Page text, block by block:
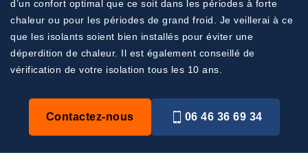
d’un confort optimal que ce soit dans les périodes à forte
chaleur ou pour les périodes de grand froid. Je veillerai à ce
que les isolants soient bien installés pour éviter une
déperdition de chaleur. Il est également conseillé de
vérification de votre isolation tous les 10 ans.
Contactez-nous 06 46 36 69 34